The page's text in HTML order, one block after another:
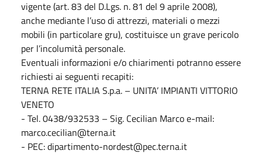
vigente (art. 83 del D.Lgs. n. 81 del 9 aprile 2008),
anche mediante l’uso di attrezzi, materiali o mezzi
mobili (in particolare gru), costituisce un grave pericolo
per l’incolumità personale.
Eventuali informazioni e/o chiarimenti potranno essere
richiesti ai seguenti recapiti:
TERNA RETE ITALIA S.p.a. – UNITA’ IMPIANTI VITTORIO
VENETO
- Tel. 0438/932533 – Sig. Cecilian Marco e-mail:
marco.cecilian@terna.it
- PEC: dipartimento-nordest@pec.terna.it